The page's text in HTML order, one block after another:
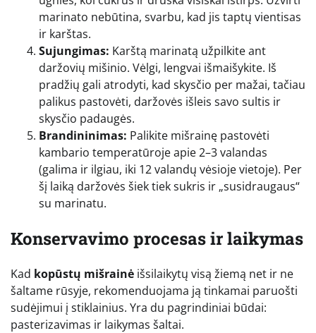
marinato nebūtina, svarbu, kad jis taptų vientisas
ir karštas.
Sujungimas: Karštą marinatą užpilkite ant
daržovių mišinio. Vėlgi, lengvai išmaišykite. Iš
pradžių gali atrodyti, kad skysčio per mažai, tačiau
palikus pastovėti, daržovės išleis savo sultis ir
skysčio padaugės.
Brandininimas: Palikite mišrainę pastovėti
kambario temperatūroje apie 2–3 valandas
(galima ir ilgiau, iki 12 valandų vėsioje vietoje). Per
šį laiką daržovės šiek tiek sukris ir „susidraugaus“
su marinatu.
Konservavimo procesas ir laikymas
Kad kopūstų mišrainė išsilaikytų visą žiemą net ir ne
šaltame rūsyje, rekomenduojama ją tinkamai paruošti
sudėjimui į stiklainius. Yra du pagrindiniai būdai:
pasterizavimas ir laikymas šaltai.